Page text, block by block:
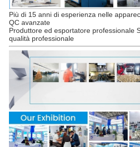
Più di 15 anni di esperienza nelle
QC avanzate
Produttore ed esportatore professionale
qualità professionale